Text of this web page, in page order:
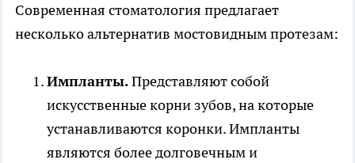
Современная стоматология предлагает
несколько альтернатив мостовидным протезам:
Импланты.Представляют собой
искусственные корни зубов, на которые
устанавливаются коронки. Импланты
являются более долговечным и